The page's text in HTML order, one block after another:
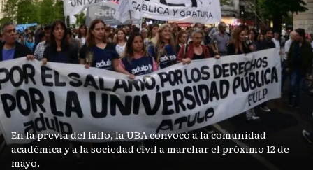
En la previa del fallo, la UBA convocó a la comunidad
académica y a la sociedad civil a marchar el próximo 12 de
mayo.